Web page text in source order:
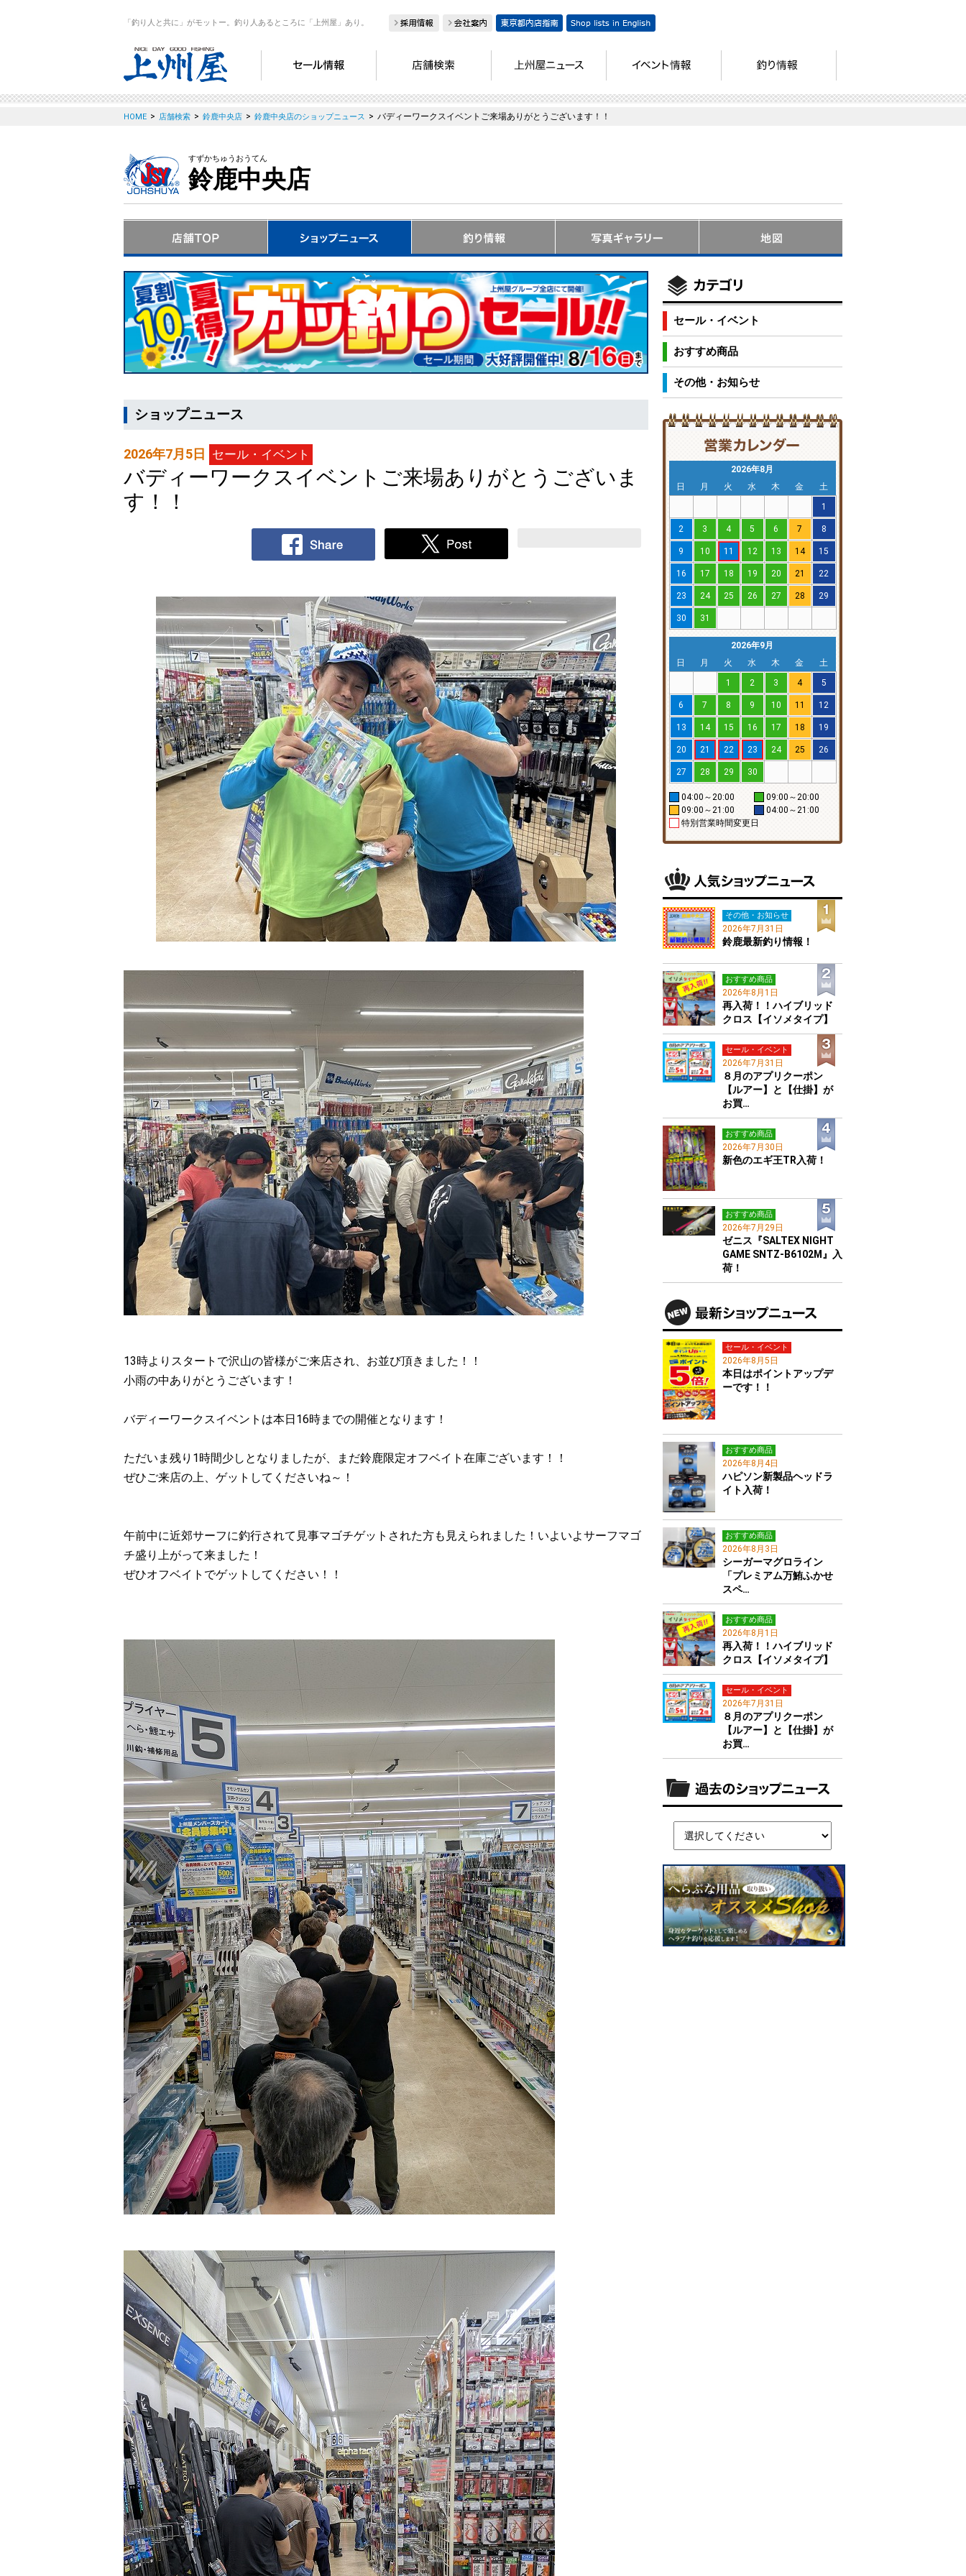
「釣り人と共に」がモットー。釣り人あるところに「上州屋」あり。
HOME > 店舗検索 > 鈴鹿中央店 > 鈴鹿中央店のショップニュース > バディーワークスイベントご来場ありがとうございます！！
すずかちゅうおうてん
鈴鹿中央店
ショップニュース
2026年7月5日 セール・イベント
バディーワークスイベントご来場ありがとうございま
す！！
13時よりスタートで沢山の皆様がご来店され、お並び頂きました！！
小雨の中ありがとうございます！
バディーワークスイベントは本日16時までの開催となります！
ただいま残り1時間少しとなりましたが、まだ鈴鹿限定オフベイト在庫ございます！！
ぜひご来店の上、ゲットしてくださいね～！
午前中に近郊サーフに釣行されて見事マゴチゲットされた方も見えられました！いよいよサーフマゴ
チ盛り上がって来ました！
ぜひオフベイトでゲットしてください！！
セール・イベント
おすすめ商品
その他・お知らせ
2026年8月
日
月 火 水 木 金
土
1
2 3 4 5 6 7 8
9 10 11 12 13 14 15
16 17 18 19 20 21 22
23 24 25 26 27 28 29
30 31
2026年9月
日
月 火 水 木 金
土
1
2 3 4 5
6 7 8 9 10 11 12
13 14 15 16 17 18 19
20 21 22 23 24 25 26
27 28 29 30
09:00～20:00
04:00～20:00
04:00～21:00
09:00～21:00
特別営業時間変更日
その他・お知らせ
2026年7月31日
鈴鹿最新釣り情報！
おすすめ商品
2026年8月1日
再入荷！！ハイブリッド
クロス【イソメタイプ】
セール・イベント
2026年7月31日
８月のアプリクーポン
【ルアー】と【仕掛】が
お買…
おすすめ商品
2026年7月30日
新色のエギ王TR入荷！
おすすめ商品
2026年7月29日
ゼニス『SALTEX NIGHT
GAME SNTZ-B6102M』入
荷！
セール・イベント
2026年8月5日
本日はポイントアップデ
ーです！！
おすすめ商品
2026年8月4日
ハピソン新製品ヘッドラ
イト入荷！
おすすめ商品
2026年8月3日
シーガーマグロライン
「プレミアム万鮪ふかせ
スペ…
おすすめ商品
2026年8月1日
再入荷！！ハイブリッド
クロス【イソメタイプ】
セール・イベント
2026年7月31日
８月のアプリクーポン
【ルアー】と【仕掛】が
お買…